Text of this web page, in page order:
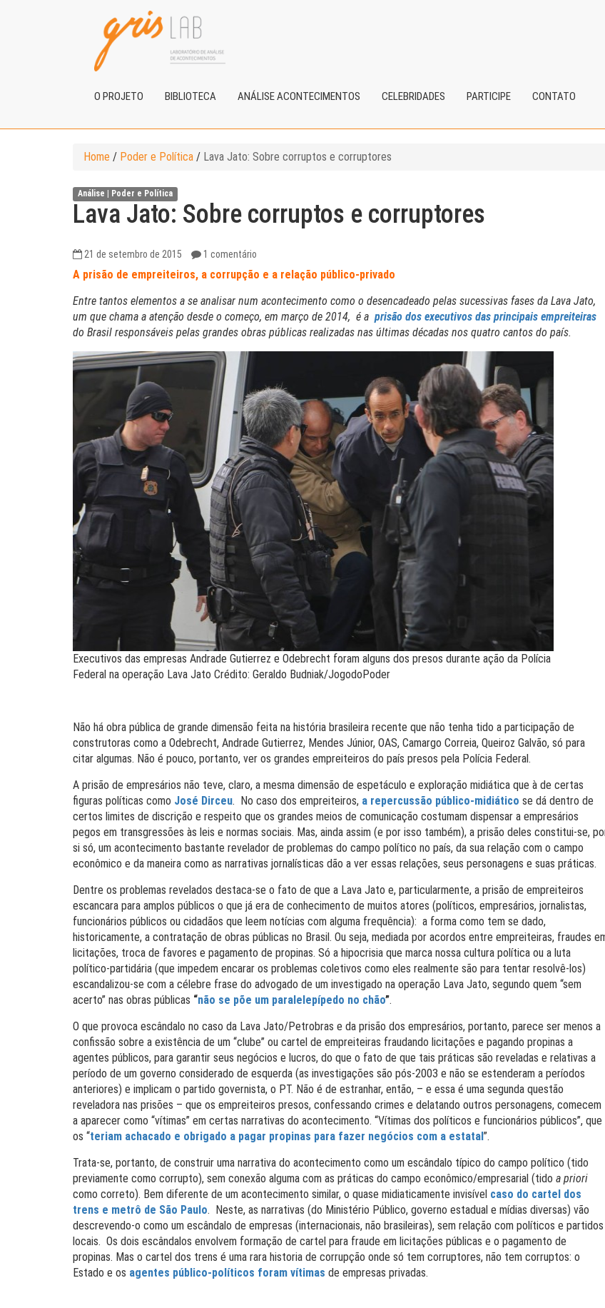
O PROJETO BIBLIOTECA ANÁLISE ACONTECIMENTOS CELEBRIDADES PARTICIPE CONTATO
Home / Poder e Política / Lava Jato: Sobre corruptos e corruptores
Análise | Poder e Política
Lava Jato: Sobre corruptos e corruptores
21 de setembro de 2015 1 comentário
A prisão de empreiteiros, a corrupção e a relação público-privado
Entre tantos elementos a se analisar num acontecimento como o desencadeado pelas sucessivas fases da Lava Jato,
um que chama a atenção desde o começo, em março de 2014, é a prisão dos executivos das principais empreiteiras
do Brasil responsáveis pelas grandes obras públicas realizadas nas últimas décadas nos quatro cantos do país.
Executivos das empresas Andrade Gutierrez e Odebrecht foram alguns dos presos durante ação da Polícia
Federal na operação Lava Jato Crédito: Geraldo Budniak/JogodoPoder
Não há obra pública de grande dimensão feita na história brasileira recente que não tenha tido a participação de
construtoras como a Odebrecht, Andrade Gutierrez, Mendes Júnior, OAS, Camargo Correia, Queiroz Galvão, só para
citar algumas. Não é pouco, portanto, ver os grandes empreiteiros do país presos pela Polícia Federal.
A prisão de empresários não teve, claro, a mesma dimensão de espetáculo e exploração midiática que à de certas
figuras políticas como José Dirceu. No caso dos empreiteiros, a repercussão público-midiático se dá dentro de
certos limites de discrição e respeito que os grandes meios de comunicação costumam dispensar a empresários
pegos em transgressões às leis e normas sociais. Mas, ainda assim (e por isso também), a prisão deles constitui-se,
si só, um acontecimento bastante revelador de problemas do campo político no país, da sua relação com o campo
econômico e da maneira como as narrativas jornalísticas dão a ver essas relações, seus personagens e suas práticas.
Dentre os problemas revelados destaca-se o fato de que a Lava Jato e, particularmente, a prisão de empreiteiros
escancara para amplos públicos o que já era de conhecimento de muitos atores (políticos, empresários, jornalistas,
funcionários públicos ou cidadãos que leem notícias com alguma frequência): a forma como tem se dado,
historicamente, a contratação de obras públicas no Brasil. Ou seja, mediada por acordos entre empreiteiras, fraudes
licitações, troca de favores e pagamento de propinas. Só a hipocrisia que marca nossa cultura política ou a luta
político-partidária (que impedem encarar os problemas coletivos como eles realmente são para tentar resolvê-los)
escandalizou-se com a célebre frase do advogado de um investigado na operação Lava Jato, segundo quem “sem
acerto” nas obras públicas “não se põe um paralelepípedo no chão”.
O que provoca escândalo no caso da Lava Jato/Petrobras e da prisão dos empresários, portanto, parece ser menos a
confissão sobre a existência de um “clube” ou cartel de empreiteiras fraudando licitações e pagando propinas a
agentes públicos, para garantir seus negócios e lucros, do que o fato de que tais práticas são reveladas e relativas a
período de um governo considerado de esquerda (as investigações são pós-2003 e não se estenderam a períodos
anteriores) e implicam o partido governista, o PT. Não é de estranhar, então, – e essa é uma segunda questão
reveladora nas prisões – que os empreiteiros presos, confessando crimes e delatando outros personagens, comecem
a aparecer como “vítimas” em certas narrativas do acontecimento. “Vítimas dos políticos e funcionários públicos”, que
os “teriam achacado e obrigado a pagar propinas para fazer negócios com a estatal”.
Trata-se, portanto, de construir uma narrativa do acontecimento como um escândalo típico do campo político (tido
previamente como corrupto), sem conexão alguma com as práticas do campo econômico/empresarial (tido a priori
como correto). Bem diferente de um acontecimento similar, o quase midiaticamente invisível caso do cartel dos
trens e metrô de São Paulo. Neste, as narrativas (do Ministério Público, governo estadual e mídias diversas) vão
descrevendo-o como um escândalo de empresas (internacionais, não brasileiras), sem relação com políticos e partidos
locais. Os dois escândalos envolvem formação de cartel para fraude em licitações públicas e o pagamento de
propinas. Mas o cartel dos trens é uma rara historia de corrupção onde só tem corruptores, não tem corruptos: o
Estado e os agentes público-políticos foram vítimas de empresas privadas.